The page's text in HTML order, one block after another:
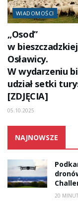
WIADOMOŚCI
„Osod”
w bieszczadzkiej
Osławicy.
W wydarzeniu
udział setki
[ZDJĘCIA]
05.10.2025
NAJNOWSZE
20